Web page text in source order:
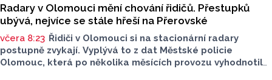
Radary v Olomouci mění chování řidičů. Přestupků
ubývá, nejvíce se stále hřeší na Přerovské
včera 8:23 Řidiči v Olomouci si na stacionární radary
postupně zvykají. Vyplývá to z dat Městské policie
Olomouc, která po několika měsících provozu vyhodnotila